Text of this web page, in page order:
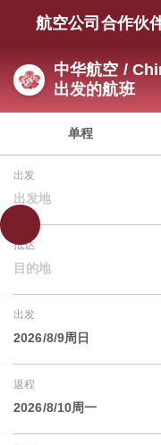
航空公司合作伙
中华航空 /
出发的航班
单程
出发
出发地
抵达
目的地
出发
2026/8/9周日
返程
2026/8/10周一